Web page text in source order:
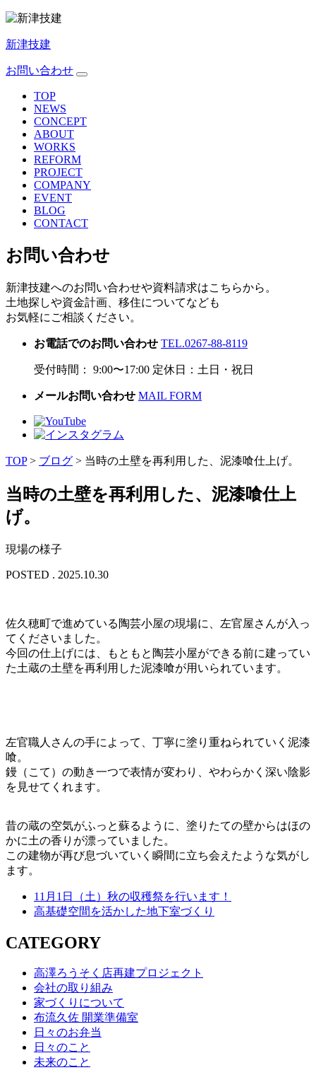
新津技建
お問い合わせ
TOP
NEWS
CONCEPT
ABOUT
WORKS
REFORM
PROJECT
COMPANY
EVENT
BLOG
CONTACT
お問い合わせ
新津技建へのお問い合わせや資料請求はこちらから。
土地探しや資金計画、移住についてなども
お気軽にご相談ください。
お電話でのお問い合わせ TEL.0267-88-8119
受付時間： 9:00〜17:00 定休日：土日・祝日
メールお問い合わせ MAIL FORM
TOP> ブログ > 当時の土壁を再利用した、泥漆喰仕上げ。
当時の土壁を再利用した、泥漆喰仕上
げ。
現場の様子
POSTED . 2025.10.30
佐久穂町で進めている陶芸小屋の現場に、左官屋さんが入っ
てくださいました。
今回の仕上げには、もともと陶芸小屋ができる前に建ってい
た土蔵の土壁を再利用した泥漆喰が用いられています。
左官職人さんの手によって、丁寧に塗り重ねられていく泥漆
喰。
鏝（こて）の動き一つで表情が変わり、やわらかく深い陰影
を見せてくれます。
昔の蔵の空気がふっと蘇るように、塗りたての壁からはほの
かに土の香りが漂っていました。
この建物が再び息づいていく瞬間に立ち会えたような気がし
ます。
11月1日（土）秋の収穫祭を行います！
高基礎空間を活かした地下室づくり
CATEGORY
高澤ろうそく店再建プロジェクト
会社の取り組み
家づくりについて
布流久佐 開業準備室
日々のお弁当
日々のこと
未来のこと